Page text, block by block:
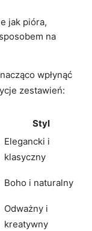
jak pióra,
na
wpłynąć
zestawień:
Styl
Elegancki i
klasyczny
Boho i naturalny
Odważny i
kreatywny